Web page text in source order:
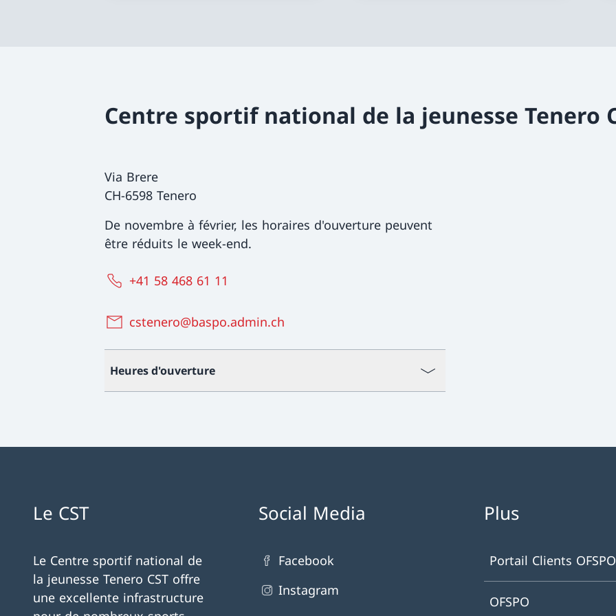
Centre sportif national de la jeunesse Tenero
Via Brere
CH-6598 Tenero
De novembre à février, les horaires d'ouverture peuvent
être réduits le week-end.
+41 58 468 61 11
cstenero@baspo.admin.ch
Heures d'ouverture
Le CST
Le Centre sportif national de
la jeunesse Tenero CST offre
une excellente infrastructure
Social Media
Facebook
Instagram
Plus
Portail Clients OFSPO
OFSPO